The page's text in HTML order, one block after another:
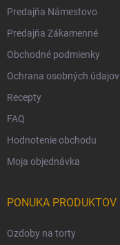
Predajňa Námestovo
Predajňa Zákamenné
Obchodné podmienky
Ochrana osobných údajov
Recepty
FAQ
Hodnotenie obchodu
Moja objednávka
PONUKA PRODUKTOV
Ozdoby na torty